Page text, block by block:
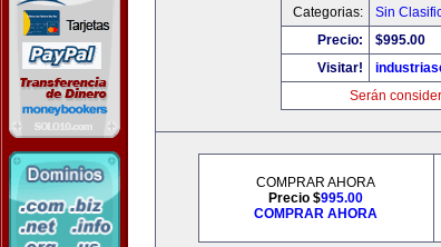
Categorias:
Sin
Precio:
$995.00
Visitar!
Serán
COMPRAR AHORA
Precio $995.00
COMPRAR AHORA